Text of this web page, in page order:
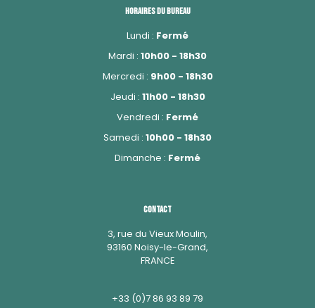
Horaires du bureau
Lundi : Fermé
Mardi : 10h00 - 18h30
Mercredi : 9h00 - 18h30
Jeudi : 11h00 - 18h30
Vendredi : Fermé
Samedi : 10h00 - 18h30
Dimanche : Fermé
Contact
3, rue du Vieux Moulin,
93160 Noisy-le-Grand,
FRANCE
+33 (0)7 86 93 89 79